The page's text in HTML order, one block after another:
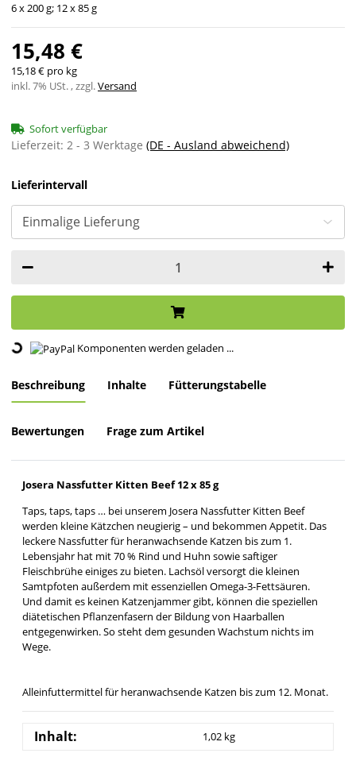
6 x 200 g; 12 x 85 g
15,48 €
15,18 € pro kg
inkl. 7% USt. , zzgl.Versand
Sofort verfügbar
Lieferzeit: 2 - 3 Werktage (DE - Ausland abweichend)
Lieferintervall
Loading... Komponenten werden geladen ...
Beschreibung Inhalte Fütterungstabelle
Bewertungen Frage zum Artikel
Josera Nassfutter Kitten Beef 12 x 85 g
Taps, taps, taps … bei unserem Josera Nassfutter Kitten Beef
werden kleine Kätzchen neugierig – und bekommen Appetit. Das
leckere Nassfutter für heranwachsende Katzen bis zum 1.
Lebensjahr hat mit 70 % Rind und Huhn sowie saftiger
Fleischbrühe einiges zu bieten. Lachsöl versorgt die kleinen
Samtpfoten außerdem mit essenziellen Omega-3-Fettsäuren.
Und damit es keinen Katzenjammer gibt, können die speziellen
diätetischen Pflanzenfasern der Bildung von Haarballen
entgegenwirken. So steht dem gesunden Wachstum nichts im
Wege.
Alleinfuttermittel für heranwachsende Katzen bis zum 12. Monat.
Inhalt: 1,02 kg